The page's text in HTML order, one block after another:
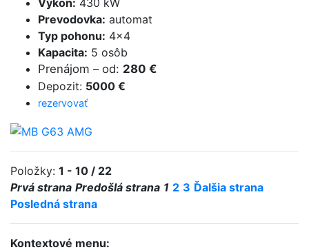
Výkon: 430 kW
Prevodovka: automat
Typ pohonu: 4×4
Kapacita: 5 osôb
Prenájom – od: 280 €
Depozit: 5000 €
rezervovať
Položky: 1 - 10 / 22
Prvá strana Predošlá strana 1 2 3 Ďalšia strana
Posledná strana
Kontextové menu: